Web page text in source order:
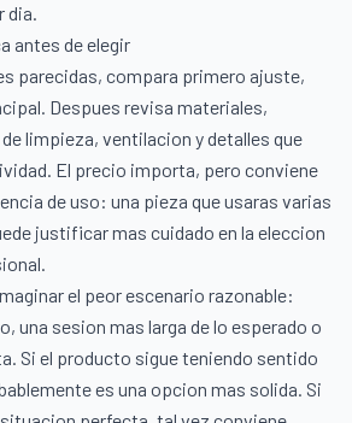
dia.
antes de elegir
parecidas, compara primero ajuste,
Despues revisa materiales,
limpieza, ventilacion y detalles que
El precio importa, pero conviene
de uso: una pieza que usaras varias
justificar mas cuidado en la eleccion
el peor escenario razonable:
una sesion mas larga de lo esperado o
Si el producto sigue teniendo sentido
es una opcion mas solida. Si